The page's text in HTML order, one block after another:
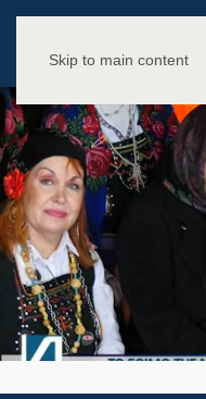
Skip to main content